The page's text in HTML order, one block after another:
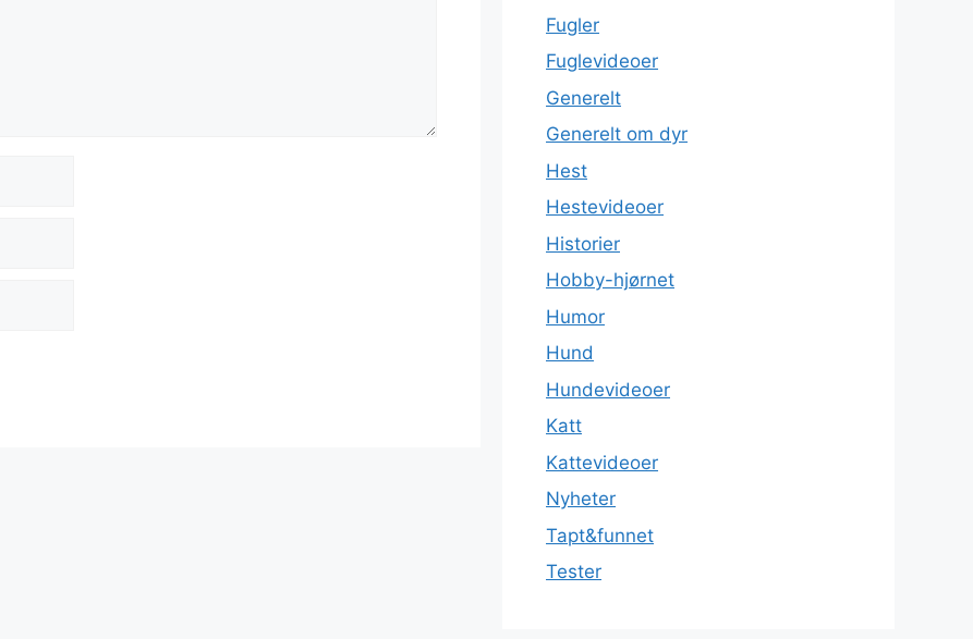
Fugler
Fuglevideoer
Generelt
Generelt om dyr
Hest
Hestevideoer
Historier
Hobby-hjørnet
Humor
Hund
Hundevideoer
Katt
Kattevideoer
Nyheter
Tapt&funnet
Tester